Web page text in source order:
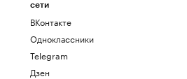
сети
ВКонтакте
Одноклассники
Telegram
Дзен